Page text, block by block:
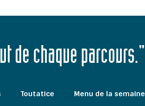
de chaque parcours."
Toutatice Menu de la semaine